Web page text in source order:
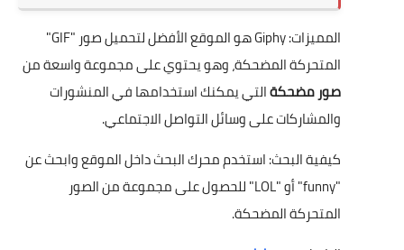
المميزات: Giphy هو الموقع الأفضل لتحميل صور "GIF"
المتحركة المضحكة، وهو يحتوي على مجموعة واسعة من
صور مضحكةالتي يمكنك استخدامها في المنشورات
والمشاركات على وسائل التواصل الاجتماعي.
كيفية البحث: استخدم محرك البحث داخل الموقع وابحث عن
"funny" أو "LOL" للحصول على مجموعة من الصور
المتحركة المضحكة.